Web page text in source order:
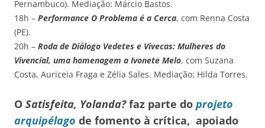
Pernambuco). Mediação: Márcio Bastos.
18h – Performance O Problema é a Cerca, com Renna Costa
(PE).
20h – Roda de Diálogo Vedetes e Vivecas: Mulheres do
Vivencial, uma homenagem a Ivonete Melo, com Suzana
Costa, Auriceia Fraga e Zélia Sales. Mediação: Hilda Torres.
O Satisfeita, Yolanda?faz parte do projeto
arquipélago de fomento à crítica, apoiado